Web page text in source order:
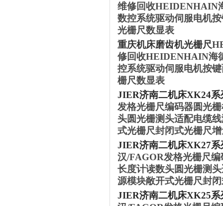
维修回收HEIDENHAIN
数控系统驱动伺服电机
光栅尺数显表
重庆机床磨齿机光栅尺
修回收HEIDENHAIN海
控系统驱动伺服电机按
栅尺数显表
JIER济南二机床XK24
发格光栅尺编码器圆光
头圆光栅测头适配电缆
式光栅尺封闭式光栅尺
JIER济南二机床XK27
汉/FAGOR发格光栅尺
长度计读数头圆光栅测
源模块敞开式光栅尺封
JIER济南二机床XK25